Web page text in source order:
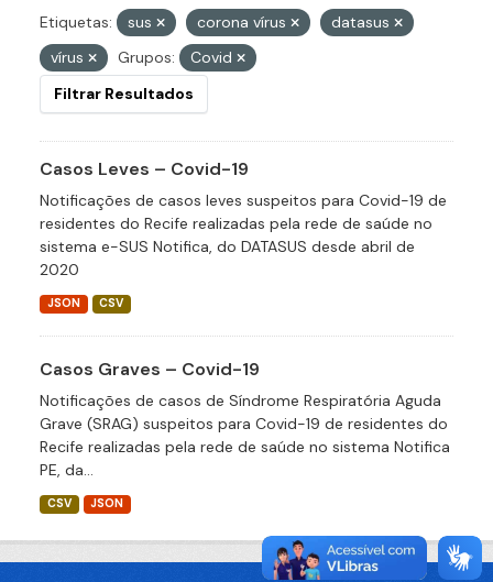
Etiquetas: sus corona vírus
datasus
vírus
Grupos:
Covid
Filtrar Resultados
Casos Leves – Covid-19
Notificações de casos leves suspeitos para Covid-19 de
residentes do Recife realizadas pela rede de saúde no
sistema e-SUS Notifica, do DATASUS desde abril de
2020
JSON CSV
Casos Graves – Covid-19
Notificações de casos de Síndrome Respiratória Aguda
Grave (SRAG) suspeitos para Covid-19 de residentes do
Recife realizadas pela rede de saúde no sistema Notifica
PE, da...
CSV JSON